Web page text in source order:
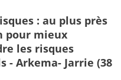
: au plus près
pour mieux
les risques
- Arkema- Jarrie (38